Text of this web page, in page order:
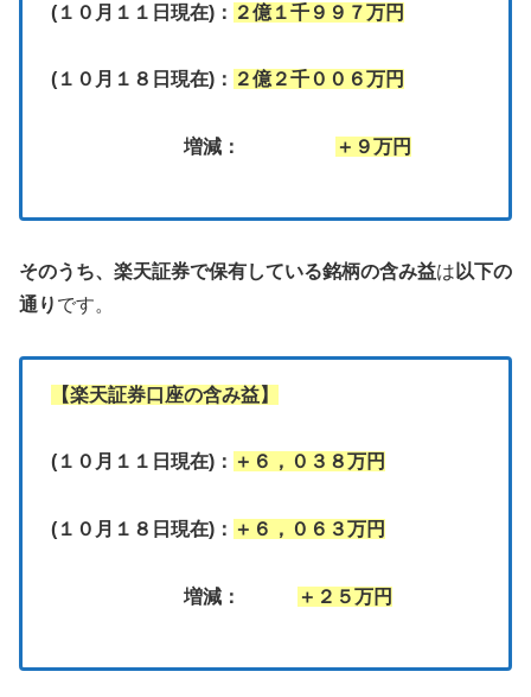
(１０月１１日現在)： ２億１千９９７万円
(１０月１８日現在)： ２億２千００６万円
増減： ＋９万円
そのうち、 楽天証券で保有している銘柄の含み益は 以下の
通り です。
【楽天証券口座の含み益】
(１０月１１日現在)： ＋６，０３８万円
(１０月１８日現在)： ＋６，０６３万円
増減： ＋２５万円